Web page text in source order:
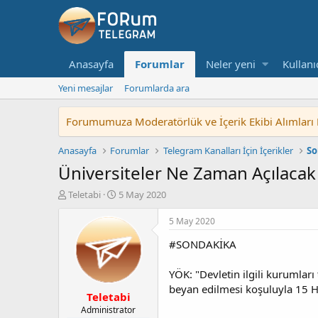
Anasayfa Forumlar Neler yeni
Yeni mesajlar Forumlarda ara
Forumumuza Moderatörlük ve İçerik Ekibi
Anasayfa Forumlar Telegram Kanalları İçin İçerikler
Üniversiteler Ne Zaman
K
Teletabi
B
ş
l
a
n
g
ı
ç
t
5 May 2020
Teletabi
Administrator
5 May 2020
#SONDAKİKA
YÖK: "Devletin ilgili kurumları
beyan edilmesi koşuluyla 15